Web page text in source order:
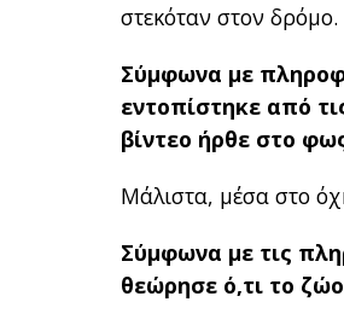
στεκόταν στον δρόμο.
Σύμφωνα με
εντοπίστηκε από
βίντεο ήρθε στο
Μάλιστα, μέσα στο
Σύμφωνα με τις
θεώρησε ό,τι το